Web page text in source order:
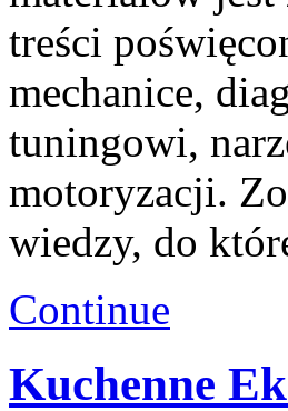
treści
mechanice,
tuningowi,
motoryzacji.
wiedzy, do
Continue
Kuchenne